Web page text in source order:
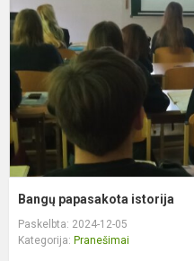
Bangų papasakota istorija
Paskelbta: 2024-12-05
Kategorija: Pranešimai